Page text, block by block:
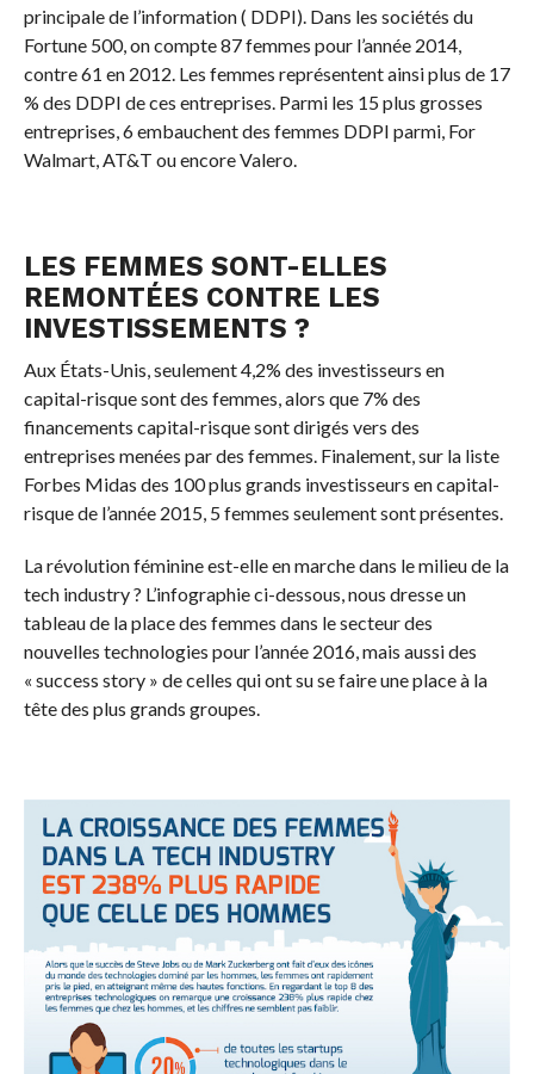
principale de l’information ( DDPI). Dans les sociétés du
Fortune 500, on compte 87 femmes pour l’année 2014,
contre 61 en 2012. Les femmes représentent ainsi plus de 17
% des DDPI de ces entreprises. Parmi les 15 plus grosses
entreprises, 6 embauchent des femmes DDPI parmi, For
Walmart, AT&T ou encore Valero.
LES FEMMES SONT-ELLES
REMONTÉES CONTRE LES
INVESTISSEMENTS ?
Aux États-Unis, seulement 4,2% des investisseurs en
capital-risque sont des femmes, alors que 7% des
financements capital-risque sont dirigés vers des
entreprises menées par des femmes. Finalement, sur la liste
Forbes Midas des 100 plus grands investisseurs en capital-
risque de l’année 2015, 5 femmes seulement sont présentes.
La révolution féminine est-elle en marche dans le milieu de la
tech industry ? L’infographie ci-dessous, nous dresse un
tableau de la place des femmes dans le secteur des
nouvelles technologies pour l’année 2016, mais aussi des
« success story » de celles qui ont su se faire une place à la
tête des plus grands groupes.